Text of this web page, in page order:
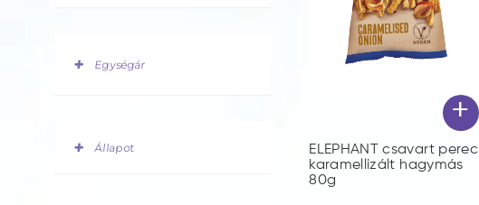
Egységár
Állapot
+
ELEPHANT csavart perec
karamellizált hagymás
80g